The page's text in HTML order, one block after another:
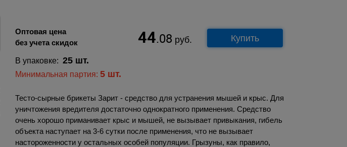
Оптовая цена
без учета скидок
44.08 руб. Купить
В упаковке: 25 шт.
Минимальная партия: 5 шт.
Тесто-сырные брикеты Зарит - средство для устранения мышей и крыс. Для
уничтожения вредителя достаточно однократного применения. Средство
очень хорошо приманивает крыс и мышей, не вызывает привыкания, гибель
объекта наступает на 3-6 сутки после применения, что не вызывает
настороженности у остальных особей популяции. Грызуны, как правило,